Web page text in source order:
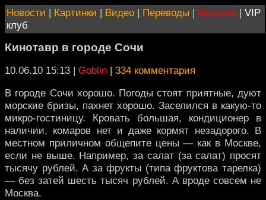
Новости | Картинки | Видео | Переводы | Магазин | VIP
клуб
Кинотавр в городе Сочи
10.06.10 15:13 | Goblin | 334 комментария
В городе Сочи хорошо. Погоды стоят приятные, дуют
морские бризы, пахнет хорошо. Заселился в какую-то
микро-гостиницу. Кровать большая, кондиционер в
наличии, комаров нет и даже кормят незадорого. В
местном приличном общепите цены — как в Москве,
если не выше. Например, за салат (за салат) просят
тысячу рублей. А за фрукты (типа фруктова тарелка)
— без затей шесть тысяч рублей. А вроде совсем не
Москва.